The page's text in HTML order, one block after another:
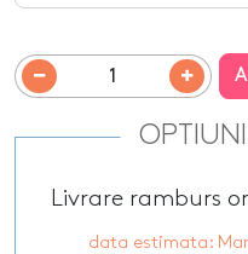
Livrare ramburs
data estimata: